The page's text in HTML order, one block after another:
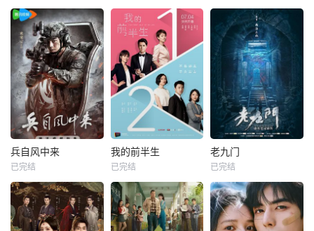
兵自风中来
已完结
我的前半生
已完结
老九门
已完结